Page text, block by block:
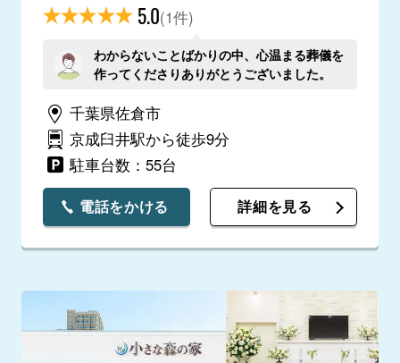
5.0(1件)
わからないことばかりの中、心温まる葬儀を
作ってくださりありがとうございました。
千葉県佐倉市
京成臼井駅から徒歩9分
駐車台数：55台
電話をかける 詳細を見る